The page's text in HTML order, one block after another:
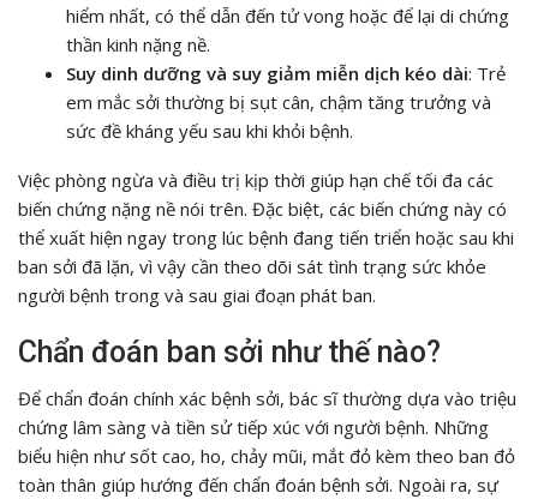
hiểm nhất, có thể dẫn đến tử vong hoặc để lại di chứng
thần kinh nặng nề.
Suy dinh dưỡng và suy giảm miễn dịch kéo dài: Trẻ
em mắc sởi thường bị sụt cân, chậm tăng trưởng và
sức đề kháng yếu sau khi khỏi bệnh.
Việc phòng ngừa và điều trị kịp thời giúp hạn chế tối đa các
biến chứng nặng nề nói trên. Đặc biệt, các biến chứng này có
thể xuất hiện ngay trong lúc bệnh đang tiến triển hoặc sau khi
ban sởi đã lặn, vì vậy cần theo dõi sát tình trạng sức khỏe
người bệnh trong và sau giai đoạn phát ban.
Chẩn đoán ban sởi như thế nào?
Để chẩn đoán chính xác bệnh sởi, bác sĩ thường dựa vào triệu
chứng lâm sàng và tiền sử tiếp xúc với người bệnh. Những
biểu hiện như sốt cao, ho, chảy mũi, mắt đỏ kèm theo ban đỏ
toàn thân giúp hướng đến chẩn đoán bệnh sởi. Ngoài ra, sự